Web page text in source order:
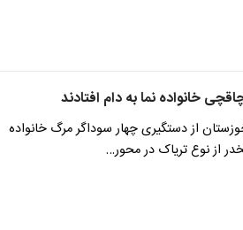
از دستگیری چهار سوداگر مرگ خانواده